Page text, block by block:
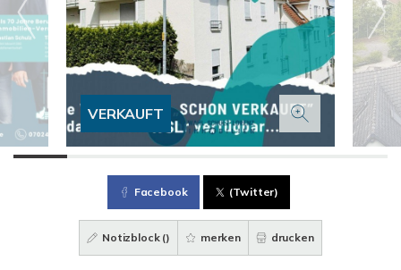
VERKAUFT
Facebook (Twitter)
Notizblock () merken drucken